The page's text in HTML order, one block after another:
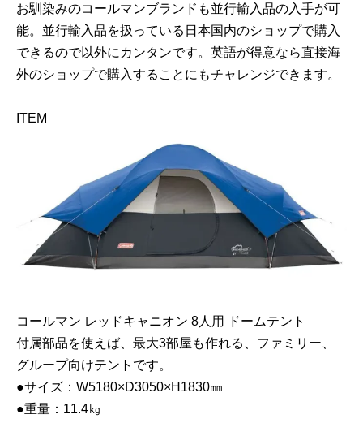
お馴染みのコールマンブランドも並行輸入品の入手が可
能。並行輸入品を扱っている日本国内のショップで購入
できるので以外にカンタンです。英語が得意なら直接海
外のショップで購入することにもチャレンジできます。
ITEM
コールマン レッドキャニオン 8人用 ドームテント
付属部品を使えば、最大3部屋も作れる、ファミリー、
グループ向けテントです。
●サイズ：W5180×D3050×H1830㎜
●重量：11.4㎏